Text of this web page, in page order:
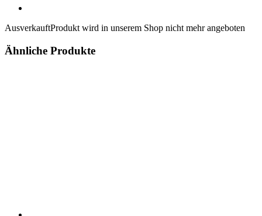
AusverkauftProdukt wird in unserem Shop nicht mehr angeboten
Ähnliche Produkte